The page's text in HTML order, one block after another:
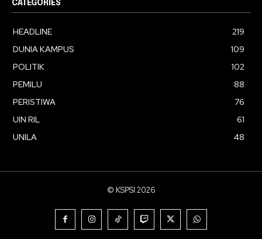
CATEGORIES
HEADLINE
219
DUNIA KAMPUS
109
POLITIK
102
PEMILU
88
PERISTIWA
76
UIN RIL
61
UNILA
48
© KSPSI 2026